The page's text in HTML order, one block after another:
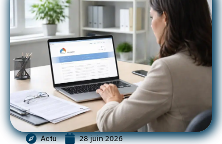
Actu 28 juin 2026